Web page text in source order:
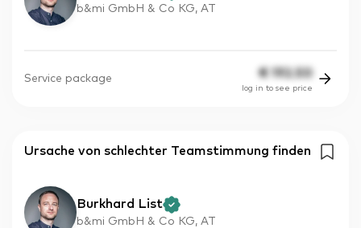
b&mi GmbH & Co KG, AT
Service package € 192.50
log in to see price
Ursache von schlechter Teamstimmung finden
Burkhard List
b&mi GmbH & Co KG, AT